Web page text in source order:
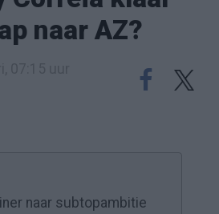
naar AZ?
naar subtopambitie